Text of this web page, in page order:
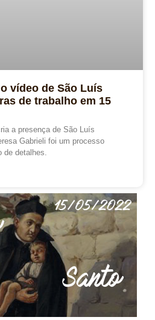
vídeo de São Luís
de trabalho em 15
a presença de São Luís
Gabrieli foi um processo
de detalhes.